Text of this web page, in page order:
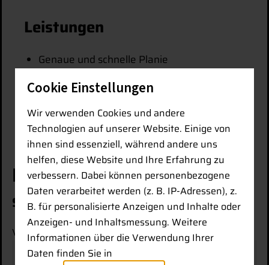
Leistungen
Genaue und schnelle Planie
Wegfallen von Nachkontrollen
Kontaktieren Sie uns
Schnell. Persönlich. Unkompliziert
Vorname*
Cookie Einstellungen
Wir verwenden Cookies und andere
Technologien auf unserer Website. Einige von
ihnen sind essenziell, während andere uns
helfen, diese Website und Ihre Erfahrung zu
verbessern. Dabei können personenbezogene
Daten verarbeitet werden (z. B. IP-Adressen), z.
B. für personalisierte Anzeigen und Inhalte oder
Anzeigen- und Inhaltsmessung. Weitere
Informationen über die Verwendung Ihrer
Daten finden Sie in